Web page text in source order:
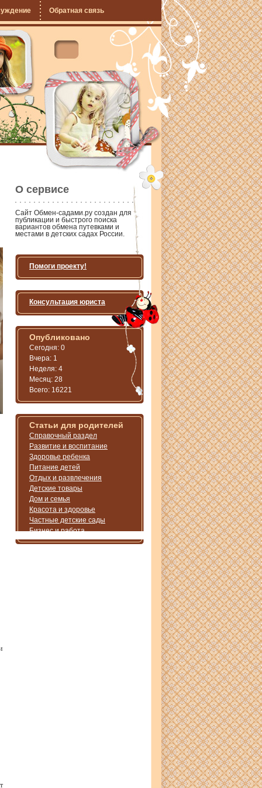
Обратная связь
О сервисе
Сайт Обмен-садами.ру создан для
публикации и быстрого поиска
вариантов обмена путевками и
местами в детских садах России.
Помоги проекту!
Консультация юриста
Опубликовано
Сегодня: 0
Вчера: 1
Неделя: 4
Месяц: 28
Всего: 16221
Статьи для родителей
Справочный раздел
Развитие и воспитание
Здоровье ребенка
Питание детей
Отдых и развлечения
Детские товары
Дом и семья
Красота и здоровье
Частные детские сады
Бизнес и работа